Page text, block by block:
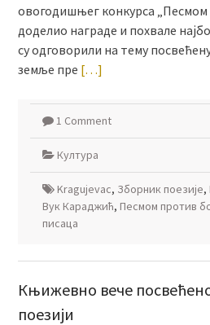
овогодишњег конкурса
доделио награде и похвале
су одговорили на тему
земље пре […]
1 Comment
Култура
Kragujevac, Зборник поезије,
Вук Караджић, Песмом против
писаца
Књижевно вече
поезији